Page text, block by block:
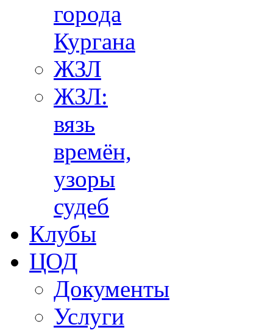
города
Кургана
ЖЗЛ
ЖЗЛ:
вязь
времён,
узоры
судеб
Клубы
ЦОД
Документы
Услуги